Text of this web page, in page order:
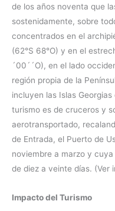
de los años noventa que
sostenidamente, sobre
concentrados en el
(62°S 68°O) y en el
´00´´O), en el lado
región propia de la
incluyen las Islas
turismo es de cruceros y
aerotransportado,
de Entrada, el Puerto de
noviembre a marzo y
de diez a veinte días. (Ver
Impacto del Turismo